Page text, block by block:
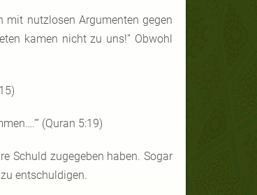
mit nutzlosen Argumenten gegen
kamen nicht zu uns!” Obwohl
(Quran 5:19)
Schuld zugegeben haben. Sogar
entschuldigen.